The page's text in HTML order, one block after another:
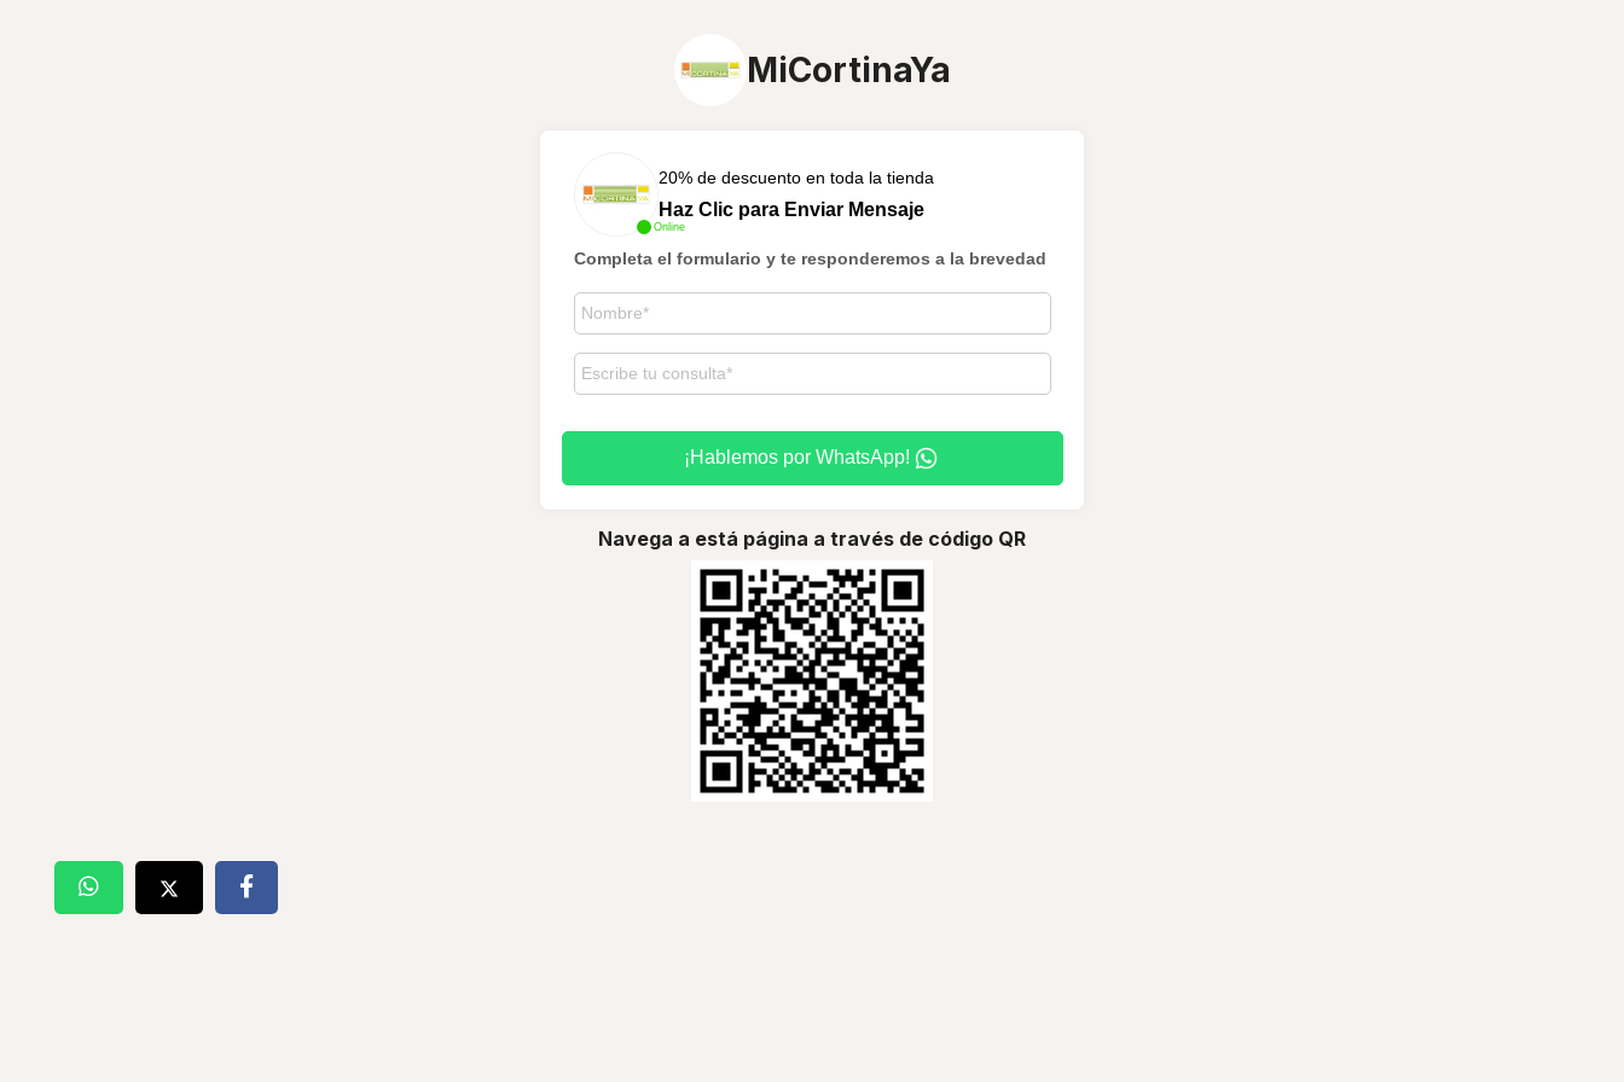
MiCortinaYa
Online
20% de descuento en toda la tienda
Haz Clic para Enviar Mensaje
Completa el formulario y te responderemos a la brevedad
¡Hablemos por WhatsApp!
Navega a está página a través de código QR